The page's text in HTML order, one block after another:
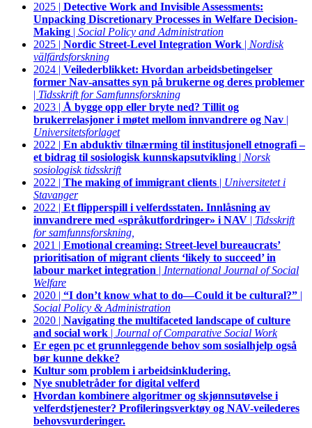
2025 | Detective Work and Invisible Assessments:
Unpacking Discretionary Processes in Welfare Decision-
Making | Social Policy and Administration
2025 | Nordic Street-Level Integration Work | Nordisk
välfärdsforskning
2024 | Veilederblikket: Hvordan arbeidsbetingelser
former Nav-ansattes syn på brukerne og deres problemer
| Tidsskrift for Samfunnsforskning
2023 | Å bygge opp eller bryte ned? Tillit og
brukerrelasjoner i møtet mellom innvandrere og Nav |
Universitetsforlaget
2022 | En abduktiv tilnærming til institusjonell etnografi –
et bidrag til sosiologisk kunnskapsutvikling | Norsk
sosiologisk tidsskrift
2022 | The making of immigrant clients | Universitetet i
Stavanger
2022 | Et flipperspill i velferdsstaten. Innlåsning av
innvandrere med «språkutfordringer» i NAV | Tidsskrift
for samfunnsforskning,
2021 | Emotional creaming: Street‐level bureaucrats’
prioritisation of migrant clients ‘likely to succeed’ in
labour market integration | International Journal of Social
Welfare
2020 | “I don’t know what to do—Could it be cultural?” |
Social Policy & Administration
2020 | Navigating the multifaceted landscape of culture
and social work | Journal of Comparative Social Work
Er egen pc et grunnleggende behov som sosialhjelp også
bør kunne dekke?
Kultur som problem i arbeidsinkludering.
Nye snubletråder for digital velferd
Hvordan kombinere algoritmer og skjønnsutøvelse i
velferdstjenester? Profileringsverktøy og NAV-veilederes
behovsvurderinger.